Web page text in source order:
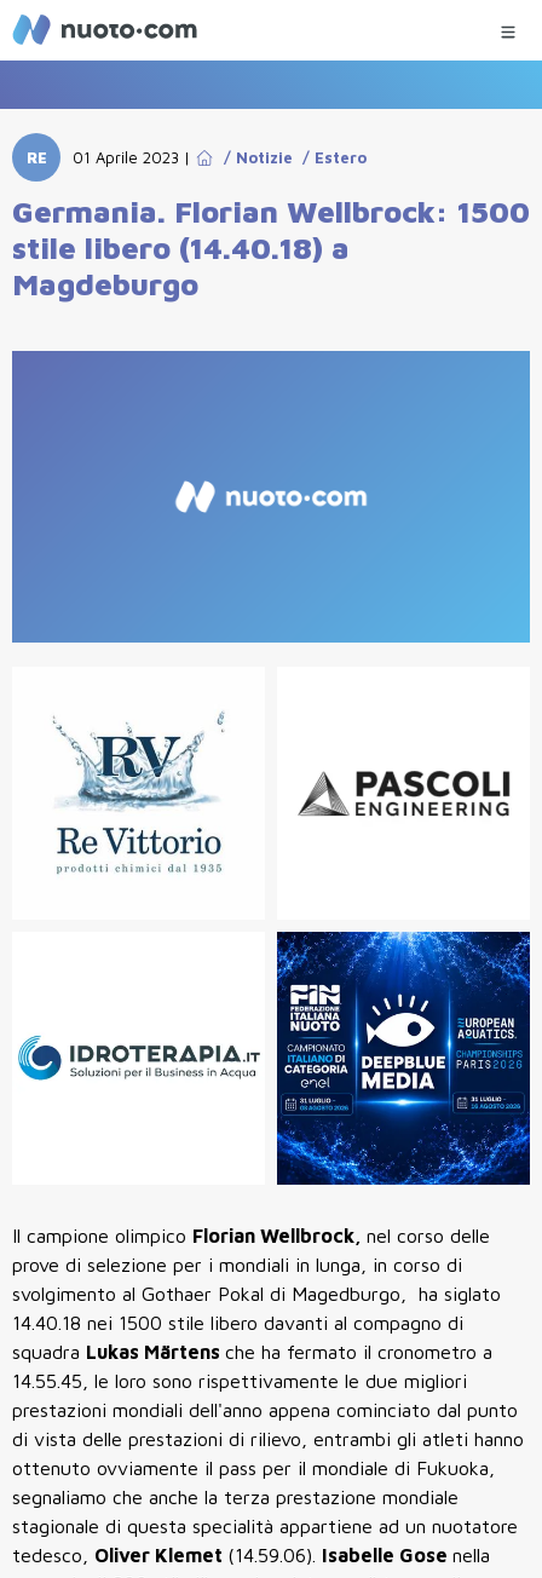
RE 01 Aprile 2023 | / Notizie / Estero
Germania. Florian Wellbrock: 1500
stile libero (14.40.18) a
Magdeburgo
Il campione olimpico Florian Wellbrock, nel corso delle
prove di selezione per i mondiali in lunga, in corso di
svolgimento al Gothaer Pokal di Magedburgo, ha siglato
14.40.18 nei 1500 stile libero davanti al compagno di
squadra Lukas Märtens che ha fermato il cronometro a
14.55.45, le loro sono rispettivamente le due migliori
prestazioni mondiali dell'anno appena cominciato dal punto
di vista delle prestazioni di rilievo, entrambi gli atleti hanno
ottenuto ovviamente il pass per il mondiale di Fukuoka,
segnaliamo che anche la terza prestazione mondiale
stagionale di questa specialità appartiene ad un nuotatore
tedesco, Oliver Klemet (14.59.06). Isabelle Gose nella